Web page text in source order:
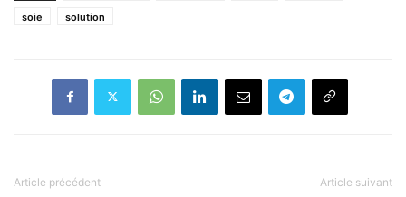
soie
solution
Article précédent Article suivant